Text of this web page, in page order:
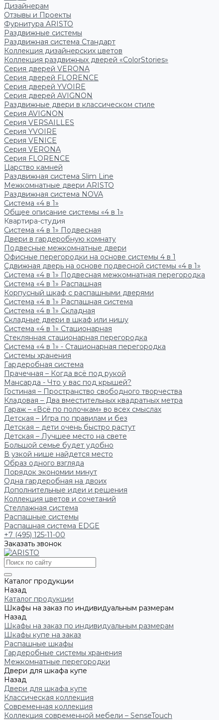
Дизайнерам
Отзывы и Проекты
Фурнитура ARISTO
Раздвижные системы
Раздвижная система Стандарт
Коллекция дизайнерских цветов
Коллекция раздвижных дверей «ColorStories»
Серия дверей VERONA
Серия дверей FLORENCE
Серия дверей YVOIRE
Серия дверей AVIGNON
Раздвижные двери в классическом стиле
Серия AVIGNON
Серия VERSAILLES
Серия YVOIRE
Серия VENICE
Серия VERONA
Серия FLORENCE
Царство камней
Раздвижная система Slim Line
Межкомнатные двери ARISTO
Раздвижная система NOVA
Система «4 в 1»
Общее описание системы «4 в 1»
Квартира-студия
Система «4 в 1» Подвесная
Двери в гардеробную комнату
Подвесные межкомнатные двери
Офисные перегородки на основе системы 4 в 1
Сдвижная дверь на основе подвесной системы «4 в 1»
Система «4 в 1» Подвесная межкомнатная перегородка
Система «4 в 1» Распашная
Корпусный шкаф с распашными дверями
Система «4 в 1» Распашная система
Система «4 в 1» Складная
Складные двери в шкаф или нишу
Система «4 в 1» Стационарная
Стеклянная стационарная перегородка
Система «4 в 1» - Стационарная перегородка
Системы хранения
Гардеробная система
Прачечная – Когда всё под рукой
Мансарда - Что у вас под крышей?
Гостиная – Пространство свободного творчества
Кладовая – Два вместительных квадратных метра
Гараж – «Всё по полочкам» во всех смыслах
Детская – Игра по правилам и без
Детская – дети очень быстро растут
Детская – Лучшее место на свете
Большой семье будет удобно
В узкой нише найдется место
Образ одного взгляда
Порядок экономии минут
Одна гардеробная на двоих
Дополнительные идеи и решения
Коллекция цветов и сочетаний
Стеллажная система
Распашные системы
Распашная система EDGE
+7 (495) 125-11-00
Заказать звонок
Каталог продукции
Назад
Каталог продукции
Шкафы на заказ по индивидуальным размерам
Назад
Шкафы на заказ по индивидуальным размерам
Шкафы купе на заказ
Распашные шкафы
Гардеробные системы хранения
Межкомнатные перегородки
Двери для шкафа купе
Назад
Двери для шкафа купе
Классическая коллекция
Современная коллекция
Коллекция современной мебели – SenseTouch